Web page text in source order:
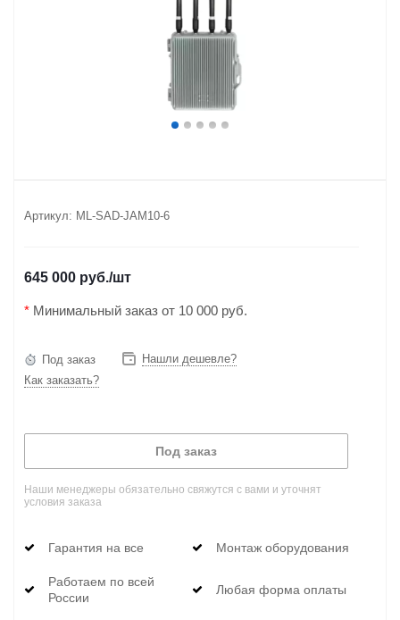
Артикул: ML-SAD-JAM10-6
645 000 руб./шт
* Минимальный заказ от 10 000 руб.
Под заказ
Нашли дешевле?
Как заказать?
Под заказ
Наши менеджеры обязательно свяжутся с вами и уточнят
условия заказа
Гарантия на все Монтаж оборудования
Работаем по всей
России
Любая форма оплаты